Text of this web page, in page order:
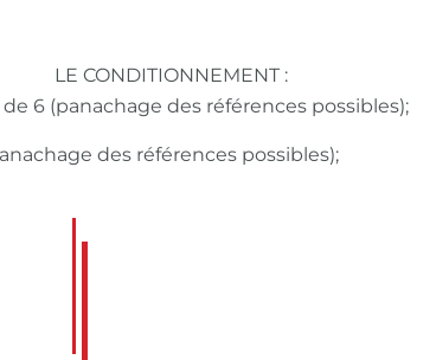
LE CONDITIONNEMENT :
6 (panachage des références possibles);
des références possibles);